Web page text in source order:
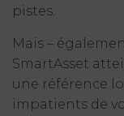
pistes.
Mais –
SmartAsset
une référence
impatients de